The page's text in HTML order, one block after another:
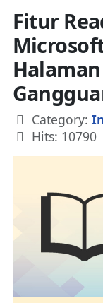
Fitur
Details
Category:
Hits: 10790